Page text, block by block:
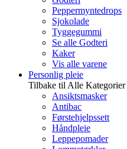
Peppermyntedrops
Sjokolade
Tyggegummi
Se alle Godteri
Kaker
Vis alle varene
Personlig pleie
Tilbake til Alle Kategorier
Ansiktsmasker
Antibac
Førstehjelpssett
Håndpleie
Leppepomader